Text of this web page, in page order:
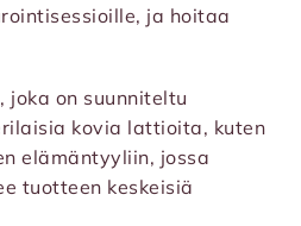
ja hoitaa
joka on suunniteltu
kovia lattioita, kuten
elämäntyyliin, jossa
tuotteen keskeisiä